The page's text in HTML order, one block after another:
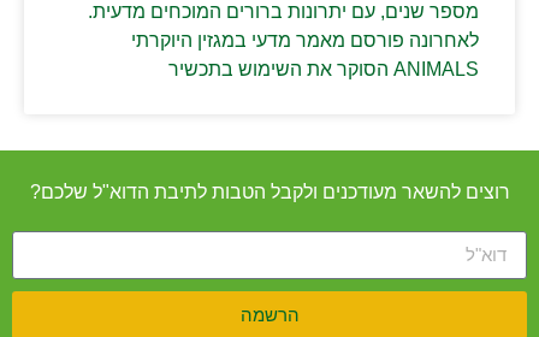
מספר שנים, עם יתרונות ברורים המוכחים מדעית.
לאחרונה פורסם מאמר מדעי במגזין היוקרתי
ANIMALS הסוקר את השימוש בתכשיר
רוצים להשאר מעודכנים ולקבל הטבות לתיבת הדוא"ל שלכם?
הרשמה